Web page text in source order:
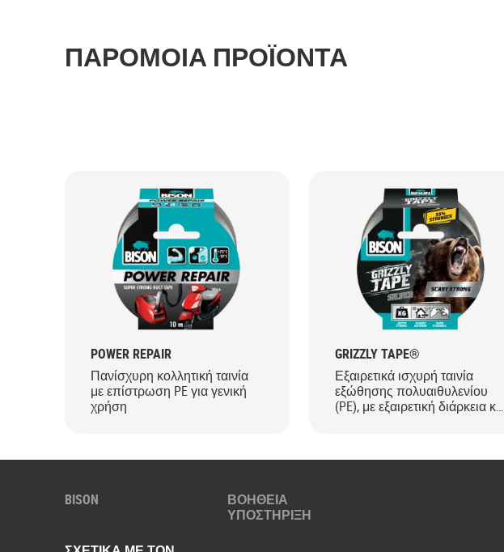
ΠΑΡΟΜΟΙΑ ΠΡΟΪΟΝΤΑ
POWER REPAIR
Πανίσχυρη κολλητική ταινία
με επίστρωση PE για γενική
χρήση
GRIZZLY TAPE®
Εξαιρετικά ισχυρή ταινία
εξώθησης πολυαιθυλενίου
(PE), με εξαιρετική διάρκεια και
BISON
ΒΟΗΘΕΙΑ
ΥΠΟΣΤΗΡΙΞΗ